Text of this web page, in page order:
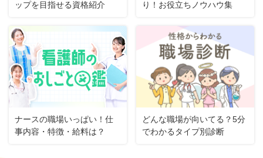
ップを目指せる資格紹介
り！お役立ちノウハウ集
ナースの職場いっぱい！仕
事内容・特徴・給料は？
どんな職場が向いてる？5分
でわかるタイプ別診断